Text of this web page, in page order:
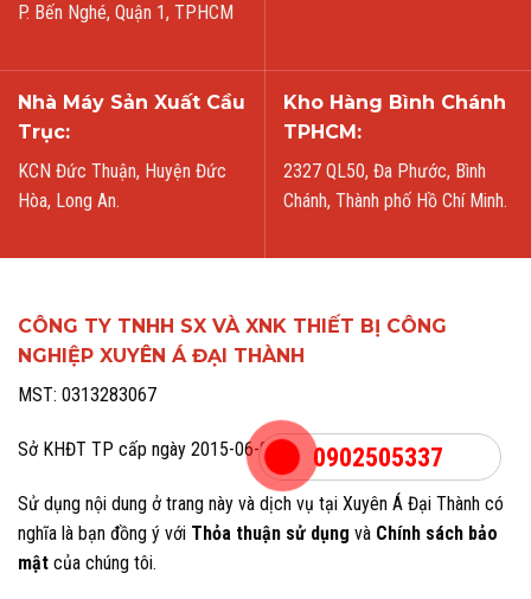
0902505337
P. Bến Nghé, Quận 1, TPHCM
Nhà Máy Sản Xuất Cầu
Trục:
KCN Đức Thuận, Huyện Đức
Hòa, Long An.
Kho Hàng Bình Chánh
TPHCM:
2327 QL50, Đa Phước, Bình
Chánh, Thành phố Hồ Chí Minh.
CÔNG TY TNHH SX VÀ XNK THIẾT BỊ CÔNG
NGHIỆP XUYÊN Á ĐẠI THÀNH
MST: 0313283067
Sở KHĐT TP cấp ngày 2015-06-02
Sử dụng nội dung ở trang này và dịch vụ tại Xuyên Á Đại Thành có
nghĩa là bạn đồng ý với Thỏa thuận sử dụng và Chính sách bảo
mật của chúng tôi.